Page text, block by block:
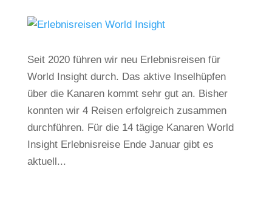
Seit 2020 führen wir neu Erlebnisreisen für
World Insight durch. Das aktive Inselhüpfen
über die Kanaren kommt sehr gut an. Bisher
konnten wir 4 Reisen erfolgreich zusammen
durchführen. Für die 14 tägige Kanaren World
Insight Erlebnisreise Ende Januar gibt es
aktuell...